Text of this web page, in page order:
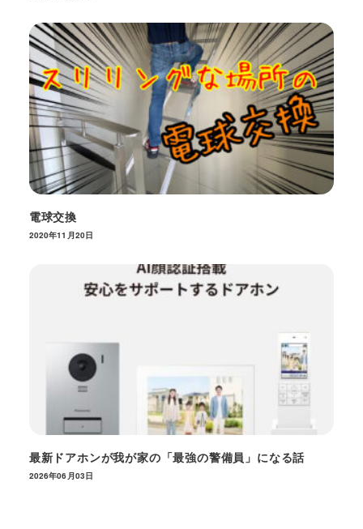
電球交換
2020年11月20日
最新ドアホンが我が家の「最強の警備員」になる話
2026年06月03日